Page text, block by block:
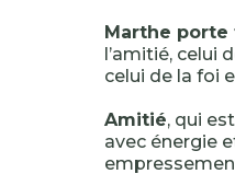
Marthe porte
l’amitié, celui
celui de la foi
Amitié, qui
avec énergie